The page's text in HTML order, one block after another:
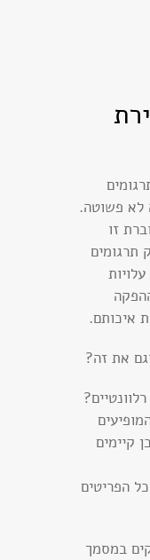
לא פשוטה.
זו
תרגומים
איכותם.
את זה?
קיימים
הפריטים
במסמך